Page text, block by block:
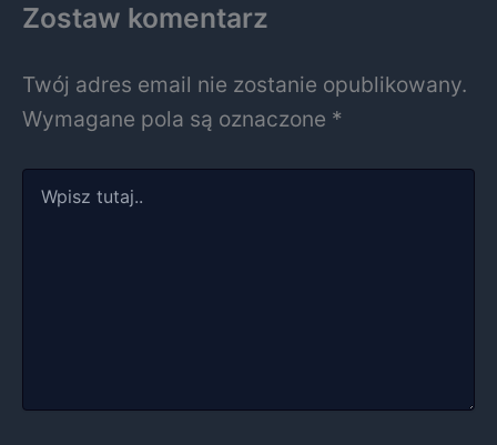
Zostaw komentarz
Twój adres email nie zostanie opublikowany.
Wymagane pola są oznaczone *
tutaj..